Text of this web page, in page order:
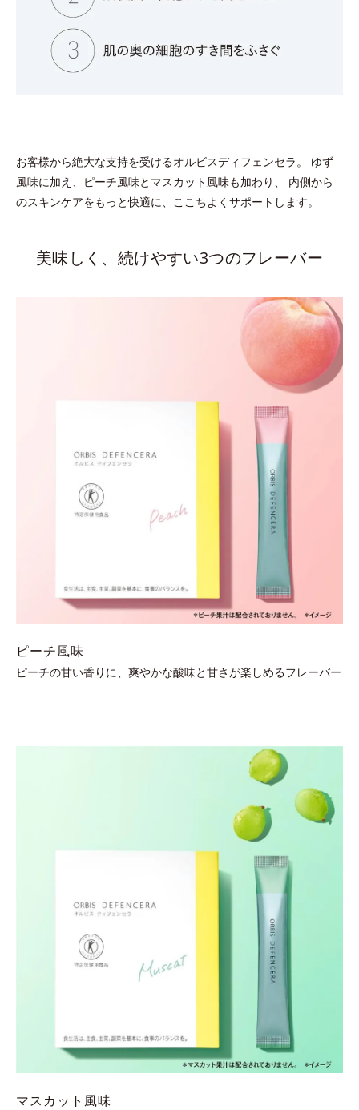
お客様から絶大な支持を受けるオルビスディフェンセラ。 ゆず
風味に加え、ピーチ風味とマスカット風味も加わり、 内側から
のスキンケアをもっと快適に、ここちよくサポートします。
美味しく、続けやすい3つのフレーバー
ピーチ風味
ピーチの甘い香りに、爽やかな酸味と甘さが楽しめるフレーバー
マスカット風味